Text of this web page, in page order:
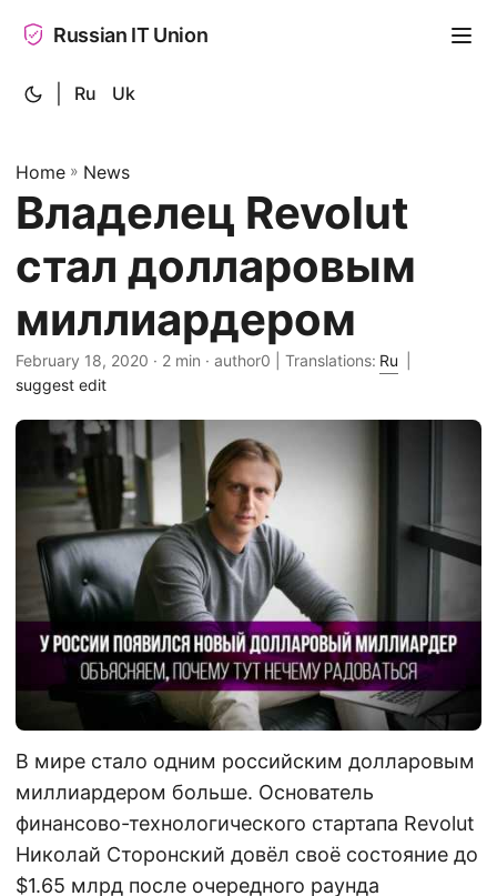
Russian IT Union
Ru Uk
Home » News
Владелец Revolut
стал долларовым
миллиардером
February 18, 2020 · 2 min · author0 | Translations: Ru
suggest edit
В мире стало одним российским долларовым
миллиардером больше. Основатель
финансово-технологического стартапа Revolut
Николай Сторонский довёл своё состояние до
$1.65 млрд после очередного раунда